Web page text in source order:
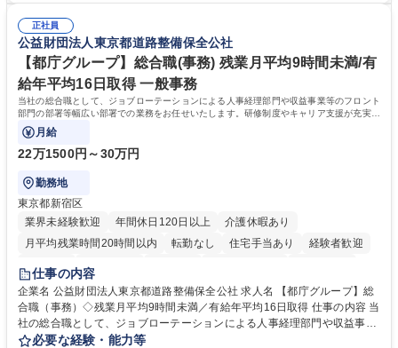
るので安心して入行いただけます。 幅広いキャリアの選択肢があり、公募
や社内副業等を活用し、 一人ひとりが挑戦できるカルチャーが浸透してい
ます。 学歴・資格 学歴：大学院 大学 高専 短大 専修学校 高校 語学力：
資格：
正社員
公益財団法人東京都道路整備保全公社
【都庁グループ】総合職(事務) 残業月平均9時間未満/有
給年平均16日取得 一般事務
当社の総合職として、ジョブローテーションによる人事経理部門や収益事業等のフロント
部門の部署等幅広い部署での業務をお任せいたします。研修制度やキャリア支援が充実し
ております！ ※下記業務詳細
月給
22万1500円～30万円
勤務地
東京都新宿区
業界未経験歓迎
年間休日120日以上
介護休暇あり
月平均残業時間20時間以内
転勤なし 住宅手当あり
経験者歓迎
研修あり
退職金あり
駅近5分以内
資格取得手当あり 食事補助あり
仕事の内容
企業名 公益財団法人東京都道路整備保全公社 求人名 【都庁グループ】総
合職（事務）◇残業月平均9時間未満／有給年平均16日取得 仕事の内容 当
社の総合職として、ジョブローテーションによる人事経理部門や収益事業
等のフロント部門の部署等幅広い部署での業務をお任せいたします。研修
必要な経験・能力等